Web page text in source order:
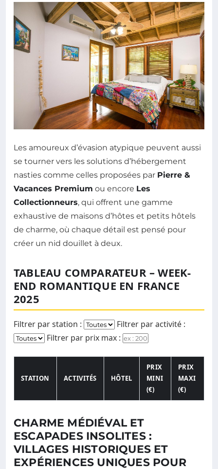
Les amoureux d’évasion atypique peuvent aussi
se tourner vers les solutions d’hébergement
nasties comme celles proposées par Pierre &
Vacances Premium ou encore Les
Collectionneurs, qui offrent une gamme
exhaustive de maisons d’hôtes et petits hôtels
de charme, où chaque détail est pensé pour
créer un nid douillet à deux.
TABLEAU COMPARATEUR – WEEK-
END ROMANTIQUE EN FRANCE
2025
Filtrer par station :
Filtrer par activité :
Filtrer par prix max :
STATION ACTIVITÉS HÔTEL
PRIX
MINI
(€)
PRIX
MAXI
(€)
CHARME MÉDIÉVAL ET
ESCAPADES INSOLITES :
VILLAGES HISTORIQUES ET
EXPÉRIENCES UNIQUES POUR